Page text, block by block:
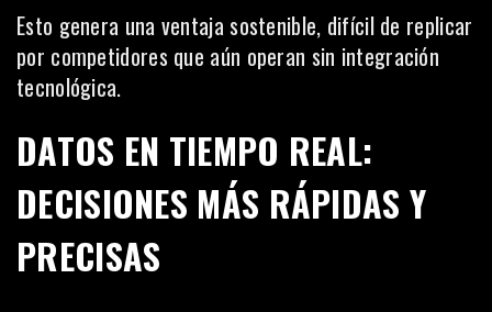
Esto genera una ventaja sostenible, difícil de replicar
por competidores que aún operan sin integración
tecnológica.
DATOS EN TIEMPO REAL:
DECISIONES MÁS RÁPIDAS Y
PRECISAS